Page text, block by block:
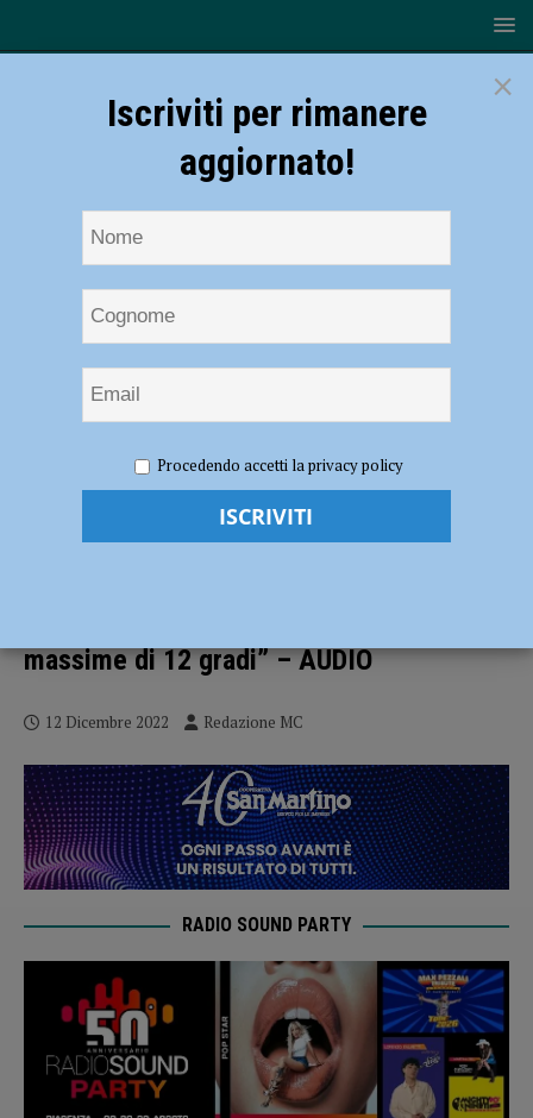
Corazzon di 3B Meteo: “Dopo giornate tipicamente invernali, a Natale
risaliranno le temperature, previste massime di 12 gradi” – AUDIO
Paolo Corazzon di 3B Meteo: “Dopo
massime di 12 gradi” – AUDIO
12 Dicembre 2022 Redazione MC
RADIO SOUND PARTY
×
Iscriviti per rimanere
aggiornato!
Procedendo accetti la privacy policy